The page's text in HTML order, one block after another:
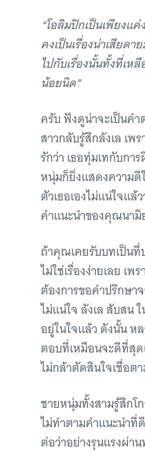
“โอลิมปิกเป็นเพียงแ
คงเป็นเรื่องน่าเสียด
ไปกับเรื่องนั้นทั้งที่เห
น้อยนิด”
ครับ ฟังดูน่าจะเป็นค
สาวกลับรู้สึกลังเล เ
รักว่า เธอทุ่มเทกับก
หนุ่มก็ยิ่งแสดงความดี
ตัวเธอเองไม่แน่ใจแ
คำแนะนำของคุณนามิ
ถ้าคุณเคยรับบทเป็นที่
ไม่ใช่เรื่องง่ายเลย เ
ต้องการขอคำปรึกษา
ไม่แน่ใจ ลังเล สับสน
อยู่ในใจแล้ว ดังนั้น ห
ตอบที่เหมือนจะดีที่สุ
ไม่กล้าตัดสินใจเชื่อต
ชายหนุ่มทั้งสามรู้สึกโ
ไม่ทำตามคำแนะนำที่
ต่อว่าอย่างรุนแรงผ่า